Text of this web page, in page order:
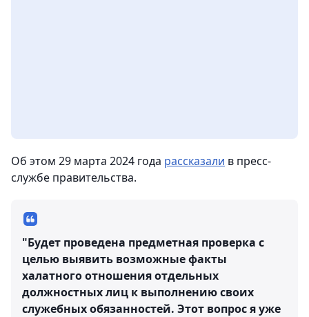
Об этом 29 марта 2024 года рассказали в пресс-
службе правительства.
"Будет проведена предметная проверка с
целью выявить возможные факты
халатного отношения отдельных
должностных лиц к выполнению своих
служебных обязанностей. Этот вопрос я уже